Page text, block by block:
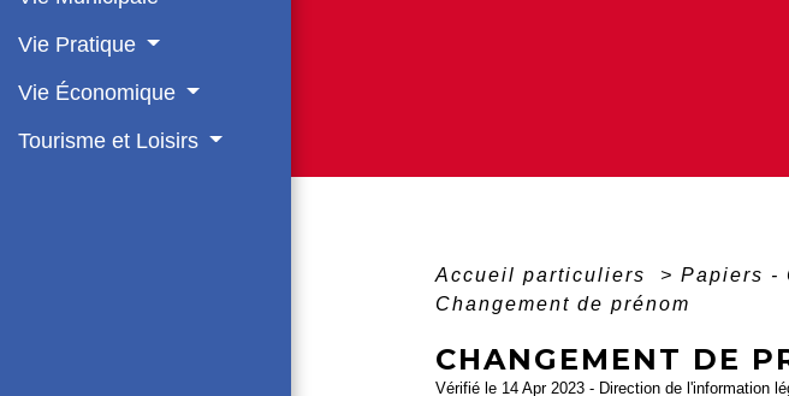
Vie Pratique
Vie Économique
Tourisme et Loisirs
Accueil particuliers > Papiers -
Changement de prénom
CHANGEMENT DE
Vérifié le 14 Apr 2023 - Direction de l'information